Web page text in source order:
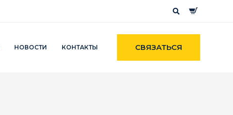
НОВОСТИ КОНТАКТЫ СВЯЗАТЬСЯ